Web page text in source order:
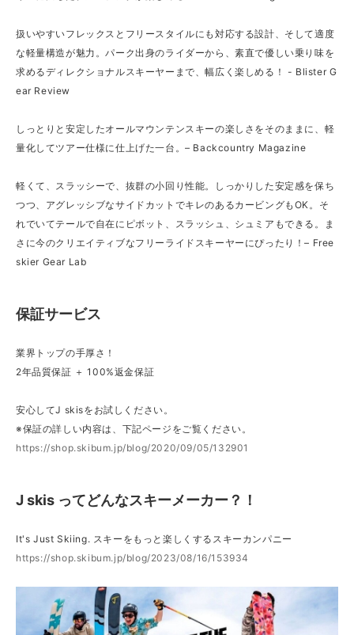
扱いやすいフレックスとフリースタイルにも対応する設計、そして適度
な軽量構造が魅力。パーク出身のライダーから、素直で優しい乗り味を
求めるディレクショナルスキーヤーまで、幅広く楽しめる！ - Blister G
ear Review
しっとりと安定したオールマウンテンスキーの楽しさをそのままに、軽
量化してツアー仕様に仕上げた一台。– Backcountry Magazine
軽くて、スラッシーで、抜群の小回り性能。しっかりした安定感を保ち
つつ、アグレッシブなサイドカットでキレのあるカービングもOK。そ
れでいてテールで自在にピボット、スラッシュ、シュミアもできる。ま
さに今のクリエイティブなフリーライドスキーヤーにぴったり！– Free
skier Gear Lab
保証サービス
業界トップの手厚さ！
2年品質保証 ＋ 100%返金保証
安心してJ skisをお試しください。
※保証の詳しい内容は、下記ページをご覧ください。
https://shop.skibum.jp/blog/2020/09/05/132901
J skis ってどんなスキーメーカー？！
It's Just Skiing. スキーをもっと楽しくするスキーカンパニー
https://shop.skibum.jp/blog/2023/08/16/153934